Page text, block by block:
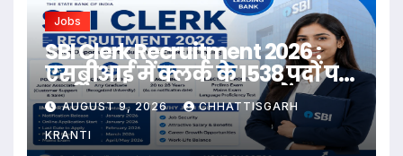
Jobs
SBI Clerk Recruitment 2026 :
एसबीआई में क्लर्क के 1538 पदों पर
भर्ती शुरू, 27 अगस्त तक करें
ऑनलाइन आवेदन
AUGUST 9, 2026 CHHATTISGARH
KRANTI